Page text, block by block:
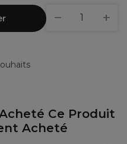
Ce Produit
Acheté